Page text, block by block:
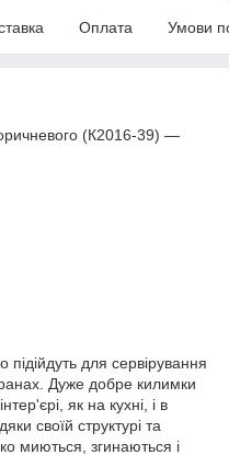
Оплата Умови
(К2016-39) —
підійдуть для сервірування
Дуже добре килимки
як на кухні, і в
своїй структурі та
миються, згинаються і